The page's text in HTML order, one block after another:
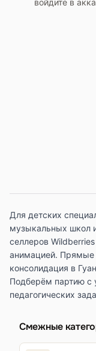
войдите в
Для детских
музыкальных школ
селлеров
анимацией. Прямые
консолидация в
Подберём партию с
педагогических
Смежные